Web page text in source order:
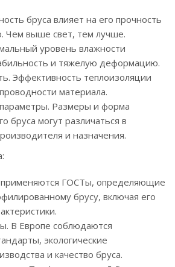
бруса влияет на его прочность
Чем выше свет, тем лучше.
уровень влажности
и тяжелую деформацию.
Эффективность теплоизоляции
материала.
Размеры и форма
бруса могут различаться в
и назначения.
ГОСТы, определяющие
брусу, включая его
В Европе соблюдаются
экологические
и качество бруса.